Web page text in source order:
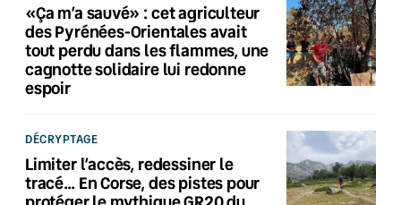
«Ça m’a sauvé» : cet agriculteur
des Pyrénées-Orientales avait
tout perdu dans les flammes, une
cagnotte solidaire lui redonne
espoir
DÉCRYPTAGE
Limiter l’accès, redessiner le
tracé… En Corse, des pistes pour